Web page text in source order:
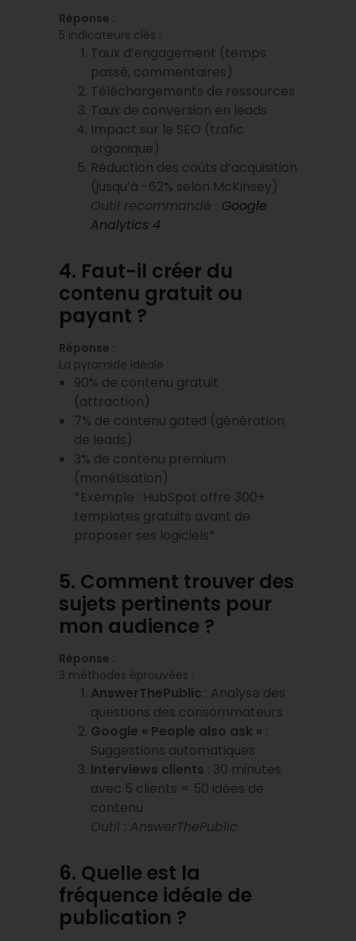
Réponse :
5 indicateurs clés :
Taux d’engagement (temps
passé, commentaires)
Téléchargements de ressources
Taux de conversion en leads
Impact sur le SEO (trafic
organique)
Réduction des coûts d’acquisition
(jusqu’à -62% selon McKinsey)
Outil recommandé : Google
Analytics 4
4. Faut-il créer du
contenu gratuit ou
payant ?
Réponse :
La pyramide idéale :
90% de contenu gratuit
(attraction)
7% de contenu gated (génération
de leads)
3% de contenu premium
(monétisation)
*Exemple : HubSpot offre 300+
templates gratuits avant de
proposer ses logiciels*
5. Comment trouver des
sujets pertinents pour
mon audience ?
Réponse :
3 méthodes éprouvées :
AnswerThePublic : Analyse des
questions des consommateurs
Google « People also ask » :
Suggestions automatiques
Interviews clients : 30 minutes
avec 5 clients = 50 idées de
contenu
Outil : AnswerThePublic
6. Quelle est la
fréquence idéale de
publication ?